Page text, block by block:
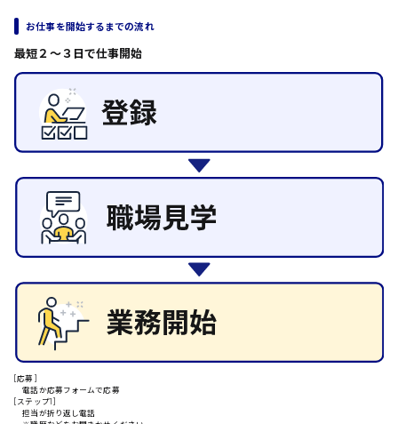
施設管理・整備
清掃
施工管理
自動車整備士
配送・ドライバー
安芸高田市
安芸太田町
安芸郡
日給8000円～
日給9000円～
日給10000円以上
お仕事を開始するまでの流れ
最短２〜３日で仕事開始
[応募]
電話か応募フォームで応募
[ステップ1]
担当が折り返し電話